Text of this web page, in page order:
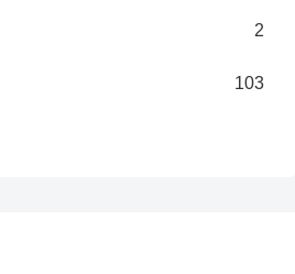
2
103